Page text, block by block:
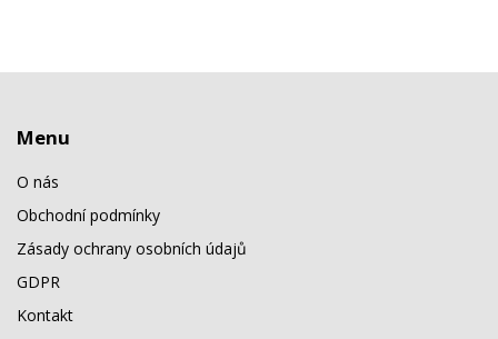
Menu
O nás
Obchodní podmínky
Zásady ochrany osobních údajů
GDPR
Kontakt